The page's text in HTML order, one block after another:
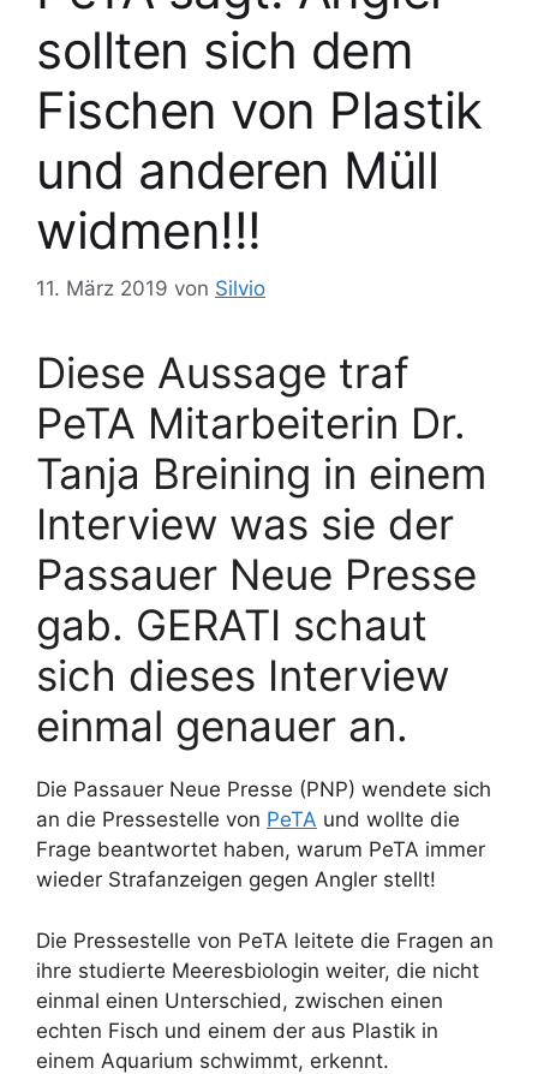
sollten sich dem
Fischen von Plastik
und anderen Müll
widmen!!!
11. März 2019 von Silvio
Diese Aussage traf
PeTA Mitarbeiterin Dr.
Tanja Breining in einem
Interview was sie der
Passauer Neue Presse
gab. GERATI schaut
sich dieses Interview
einmal genauer an.
Die Passauer Neue Presse (PNP) wendete sich
an die Pressestelle von PeTA und wollte die
Frage beantwortet haben, warum PeTA immer
wieder Strafanzeigen gegen Angler stellt!
Die Pressestelle von PeTA leitete die Fragen an
ihre studierte Meeresbiologin weiter, die nicht
einmal einen Unterschied, zwischen einen
echten Fisch und einem der aus Plastik in
einem Aquarium schwimmt, erkennt.